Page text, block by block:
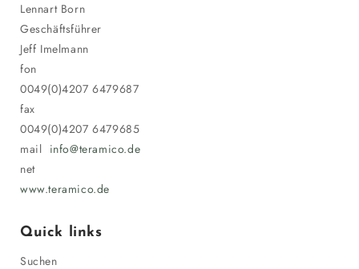
Lennart Born
Geschäftsführer
Jeff Imelmann
fon
0049(0)4207 6479687
fax
0049(0)4207 6479685
mail info@teramico.de
net
www.teramico.de
Quick links
Suchen